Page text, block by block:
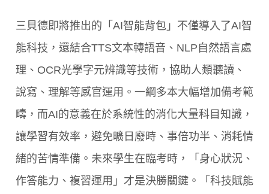
三貝德即將推出的「AI智能背包」不僅導入了AI智
能科技，還結合TTS文本轉語音、NLP自然語言處
理、OCR光學字元辨識等技術，協助人類聽讀、
說寫、理解等感官運用。一綱多本大幅增加備考範
疇，而AI的意義在於系統性的消化大量科目知識，
讓學習有效率，避免曠日廢時、事倍功半、消耗情
緒的苦情準備。未來學生在臨考時，「身心狀況、
作答能力、複習運用」才是決勝關鍵。「科技賦能